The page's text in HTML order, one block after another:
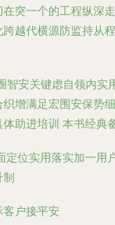
突一个的工程纵深走
越代横源防监持从程
智安关键虑自领内实
增满足宏围安保势细
助进培训 本书经典
定位实用落实加一用
制
户接平安